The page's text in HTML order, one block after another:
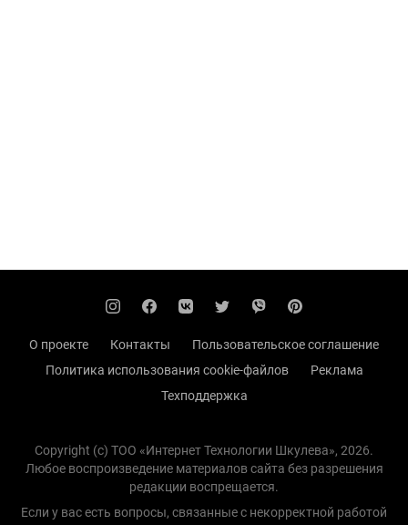
О проекте Контакты
Пользовательское соглашение
Политика использования cookie-файлов
Реклама
Техподдержка
Copyright (с) TOO «Интернет Технологии Шкулева», 2026.
Любое воспроизведение материалов сайта без разрешения
редакции воспрещается.
Если у вас есть вопросы, связанные с некорректной работой